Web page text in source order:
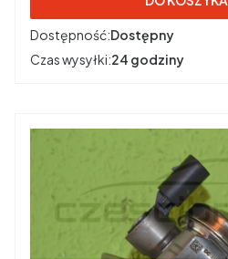
Dostępność:Dostępny
Czas wysyłki:24 godziny